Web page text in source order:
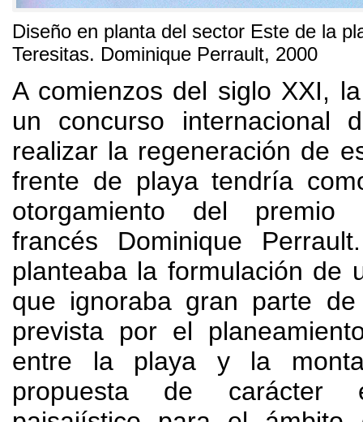
Diseño en planta del sector Este de la
Teresitas. Dominique Perrault, 2000
A comienzos del siglo XXI,
un concurso internacional
realizar la regeneración de
frente de playa tendría
otorgamiento del premio
francés Dominique
planteaba la formulación de
que ignoraba gran parte
prevista por el
entre la playa y la
propuesta de carácter